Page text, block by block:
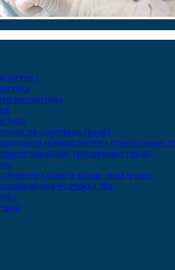
(подтяжка груди)
маммопластика (уменьшение
(увеличение груди)
(лифтинг) кожи и мышц лица и шеи
подтяжка лба